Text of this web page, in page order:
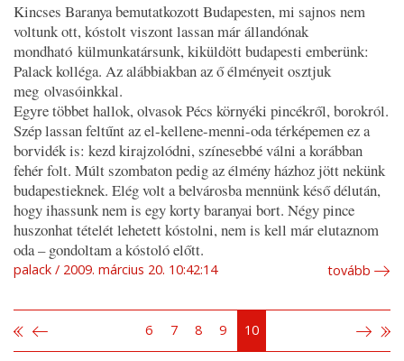
Kincses Baranya bemutatkozott Budapesten, mi sajnos nem
voltunk ott, kóstolt viszont lassan már állandónak
mondható külmunkatársunk, kiküldött budapesti emberünk:
Palack kolléga. Az alábbiakban az ő élményeit osztjuk
meg olvasóinkkal.
Egyre többet hallok, olvasok Pécs környéki pincékről, borokról.
Szép lassan feltűnt azel-kellene-menni-odatérképemen ez a
borvidék is: kezd kirajzolódni, színesebbé válni a korábban
fehér folt. Múlt szombaton pedig az élmény házhoz jött nekünk
budapestieknek. Elég volt a belvárosba mennünk késő délután,
hogy ihassunk nem is egy korty baranyai bort. Négy pince
huszonhat tételét lehetett kóstolni, nem is kell már elutaznom
oda – gondoltam a kóstoló előtt.
palack 2009. március 20. 10:42:14 tovább
6 7 8 9 10